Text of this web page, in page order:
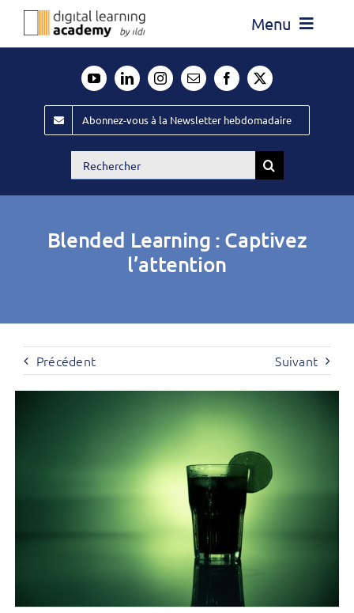
Passer
Menu
Évènements ILDI
Offres d’emploi
Publiez
Abonnez-vous à la Newsletter hebdomadaire
Rechercher:
Blended Learning : Captivez
l’attention
Précédent Suivant